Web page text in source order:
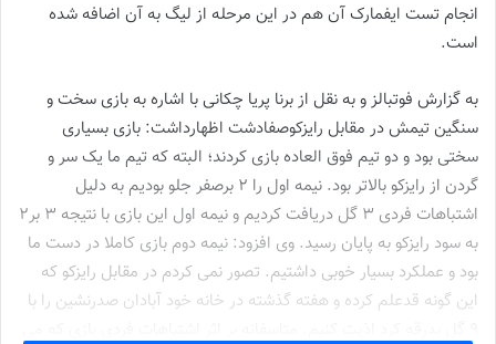
انجام تست ایفمارک آن هم در این مرحله از لیگ به آن اضافه شده
است.
به گزارش فوتبالز و به نقل از برنا پریا چکانی با اشاره به بازی سخت و
سنگین تیمش در مقابل رایزکوصفادشت اظهارداشت: بازی بسیاری
سختی بود و دو تیم فوق العاده بازی کردند؛ البته که تیم ما یک سر و
گردن از رایزکو بالاتر بود. نیمه اول را 2 برصفر جلو بودیم به دلیل
اشتباهات فردی 3 گل دریافت کردیم و نیمه اول این بازی با نتیجه 3 بر2
به سود رایزکو به پایان رسید. وی افزود: نیمه دوم بازی کاملا در دست ما
بود و عملکرد بسیار خوبی داشتیم. تصور نمی کردم در مقابل رایزکو که
این گونه قدعلم کرده و هفته گذشته در خانه خود آبادان صدرنشین را با